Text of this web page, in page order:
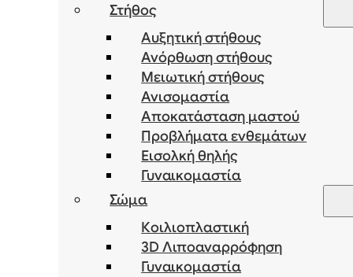
Στήθος
Αυξητική στήθους
Ανόρθωση στήθους
Μειωτική στήθους
Ανισομαστία
Αποκατάσταση μαστού
Προβλήματα ενθεμάτων
Εισολκή θηλής
Γυναικομαστία
Σώμα
Κοιλιοπλαστική
3D Λιποαναρρόφηση
Γυναικομαστία